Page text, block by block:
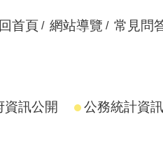
回首頁 網站導覽 常見問
資訊公開 公務統計資